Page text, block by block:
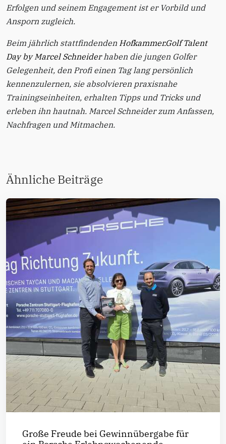
Erfolgen und seinem Engagement ist er Vorbild und
Ansporn zugleich.
Beim jährlich stattfindenden Hofkammer.Golf Talent
Day by Marcel Schneiderhaben die jungen Golfer
Gelegenheit, den Profi einen Tag lang persönlich
kennenzulernen, sie absolvieren praxisnahe
Trainingseinheiten, erhalten Tipps und Tricks und
erleben ihn hautnah. Marcel Schneider zum Anfassen,
Nachfragen und Mitmachen.
Ähnliche Beiträge
Große Freude bei Gewinnübergabe für